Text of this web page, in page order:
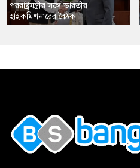
​পররাষ্ট্রমন্ত্রীর সঙ্গে ভারতীয়
হাইকমিশনারের বৈঠক